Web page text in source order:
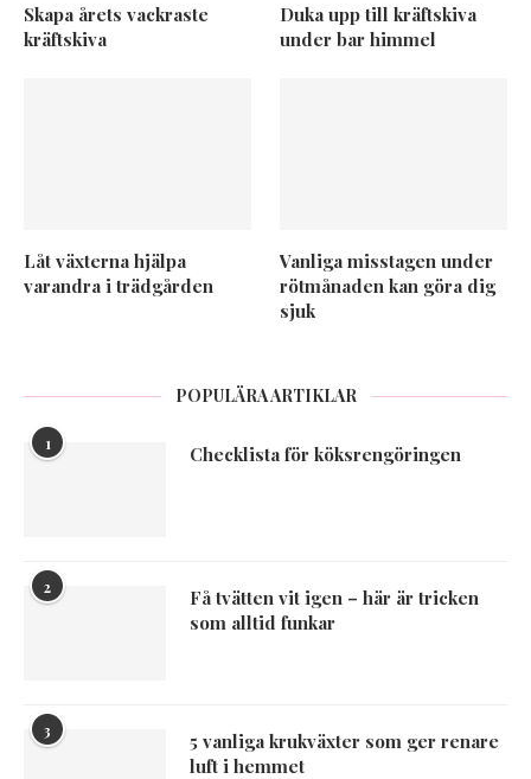
Skapa årets vackraste
kräftskiva
Duka upp till kräftskiva
under bar himmel
Låt växterna hjälpa
varandra i trädgården
Vanliga misstagen under
rötmånaden kan göra dig
sjuk
POPULÄRA ARTIKLAR
1 Checklista för köksrengöringen
2
Få tvätten vit igen – här är tricken
som alltid funkar
3
5 vanliga krukväxter som ger renare
luft i hemmet